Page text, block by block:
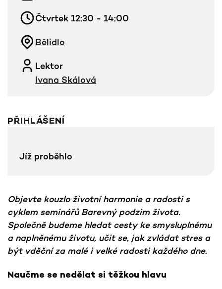
Objevte kouzlo životní harmonie a radosti s
cyklem seminářů Barevný podzim života.
Společně budeme hledat cesty ke smysluplnému
a naplněnému životu, učit se, jak zvládat stres a
být vděční za malé i velké radosti každého dne.
Naučme se nedělat si těžkou hlavu
Čtvrtek 12:30 - 14:00
Bělidlo
Lektor
Ivana Skálová
PŘIHLÁŠENÍ
Jíž proběhlo